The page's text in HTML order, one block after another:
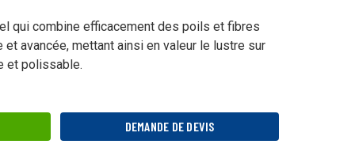
qui combine efficacement des poils et fibres
et avancée, mettant ainsi en valeur le lustre sur
et polissable.
DEMANDE DE DEVIS